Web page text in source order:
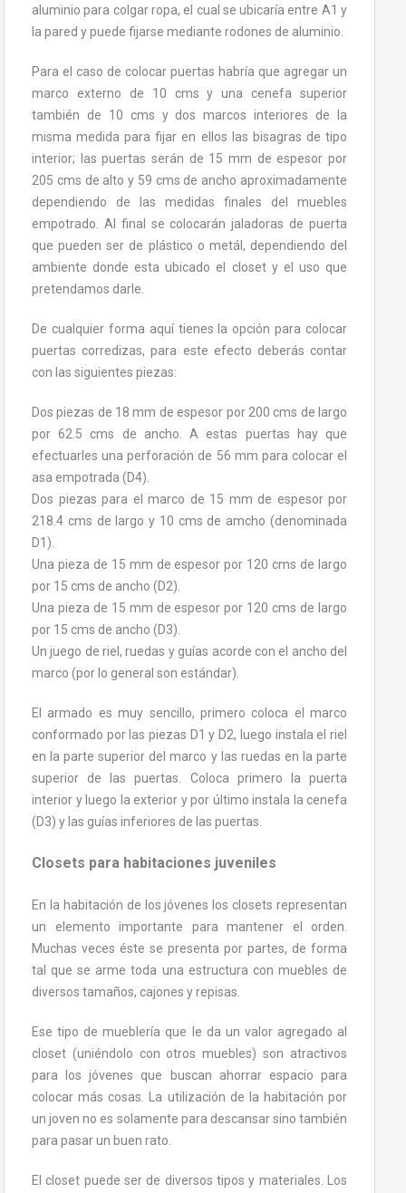
aluminio para colgar ropa, el cual se ubicaría entre A1 y
la pared y puede fijarse mediante rodones de aluminio.
Para el caso de colocar puertas habría que agregar un
marco externo de 10 cms y una cenefa superior
también de 10 cms y dos marcos interiores de la
misma medida para fijar en ellos las bisagras de tipo
interior; las puertas serán de 15 mm de espesor por
205 cms de alto y 59 cms de ancho aproximadamente
dependiendo de las medidas finales del muebles
empotrado. Al final se colocarán jaladoras de puerta
que pueden ser de plástico o metál, dependiendo del
ambiente donde esta ubicado el closet y el uso que
pretendamos darle.
De cualquier forma aquí tienes la opción para colocar
puertas corredizas, para este efecto deberás contar
con las siguientes piezas:
Dos piezas de 18 mm de espesor por 200 cms de largo
por 62.5 cms de ancho. A estas puertas hay que
efectuarles una perforación de 56 mm para colocar el
asa empotrada (D4).
Dos piezas para el marco de 15 mm de espesor por
218.4 cms de largo y 10 cms de amcho (denominada
D1).
Una pieza de 15 mm de espesor por 120 cms de largo
por 15 cms de ancho (D2).
Una pieza de 15 mm de espesor por 120 cms de largo
por 15 cms de ancho (D3).
Un juego de riel, ruedas y guías acorde con el ancho del
marco (por lo general son estándar).
El armado es muy sencillo, primero coloca el marco
conformado por las piezas D1 y D2, luego instala el riel
en la parte superior del marco y las ruedas en la parte
superior de las puertas. Coloca primero la puerta
interior y luego la exterior y por último instala la cenefa
(D3) y las guías inferiores de las puertas.
Closets para habitaciones juveniles
En la habitación de los jóvenes los closets representan
un elemento importante para mantener el orden.
Muchas veces éste se presenta por partes, de forma
tal que se arme toda una estructura con muebles de
diversos tamaños, cajones y repisas.
Ese tipo de mueblería que le da un valor agregado al
closet (uniéndolo con otros muebles) son atractivos
para los jóvenes que buscan ahorrar espacio para
colocar más cosas. La utilización de la habitación por
un joven no es solamente para descansar sino también
para pasar un buen rato.
El closet puede ser de diversos tipos y materiales. Los